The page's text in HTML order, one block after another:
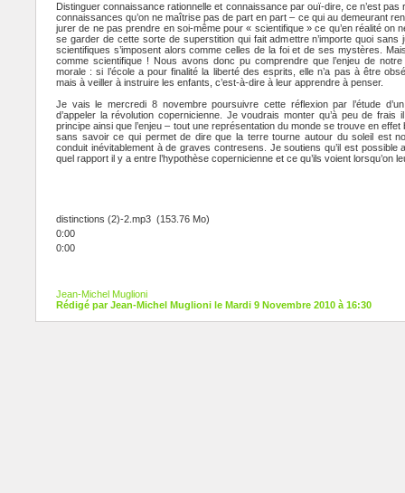
Distinguer connaissance rationnelle et connaissance par ouï-dire, ce n’est
connaissances qu’on ne maîtrise pas de part en part – ce qui au demeurant
jurer de ne pas prendre en soi-même pour « scientifique » ce qu’en réalité on
se garder de cette sorte de superstition qui fait admettre n’importe quoi sans
scientifiques s’imposent alors comme celles de la foi et de ses mystères.
comme scientifique ! Nous avons donc pu comprendre que l’enjeu de
morale : si l’école a pour finalité la liberté des esprits, elle n’a pas à être
mais à veiller à instruire les enfants, c’est-à-dire à leur apprendre à penser.
Je vais le mercredi 8 novembre poursuivre cette réflexion par l’étude
d’appeler la révolution copernicienne. Je voudrais monter qu’à peu de frais
principe ainsi que l’enjeu – tout une représentation du monde se trouve en
sans savoir ce qui permet de dire que la terre tourne autour du soleil est
conduit inévitablement à de graves contresens. Je soutiens qu’il est possible
quel rapport il y a entre l’hypothèse copernicienne et ce qu’ils voient lorsqu’on
distinctions (2)-2.mp3 (153.76 Mo)
0:00
0:00
Jean-Michel Muglioni
Rédigé par Jean-Michel Muglioni le Mardi 9 Novembre 2010 à 16:30